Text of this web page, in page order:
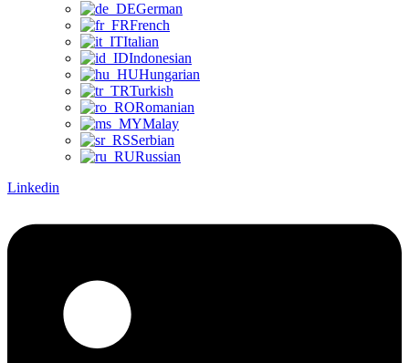
German
French
Italian
Indonesian
Hungarian
Turkish
Romanian
Malay
Serbian
Russian
Linkedin